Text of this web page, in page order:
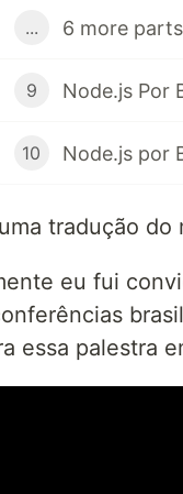
... 6 more
9 Node.js Por
10
tradução do
eu fui
essa palestra